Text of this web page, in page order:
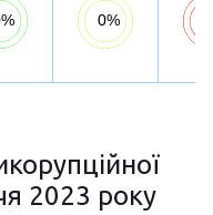
2023 року